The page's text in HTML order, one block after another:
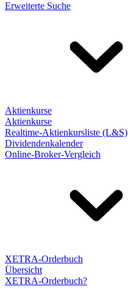
Erweiterte Suche
Aktienkurse
Aktienkurse
Realtime-Aktienkursliste (L&S)
Dividendenkalender
Online-Broker-Vergleich
XETRA-Orderbuch
Übersicht
XETRA-Orderbuch?